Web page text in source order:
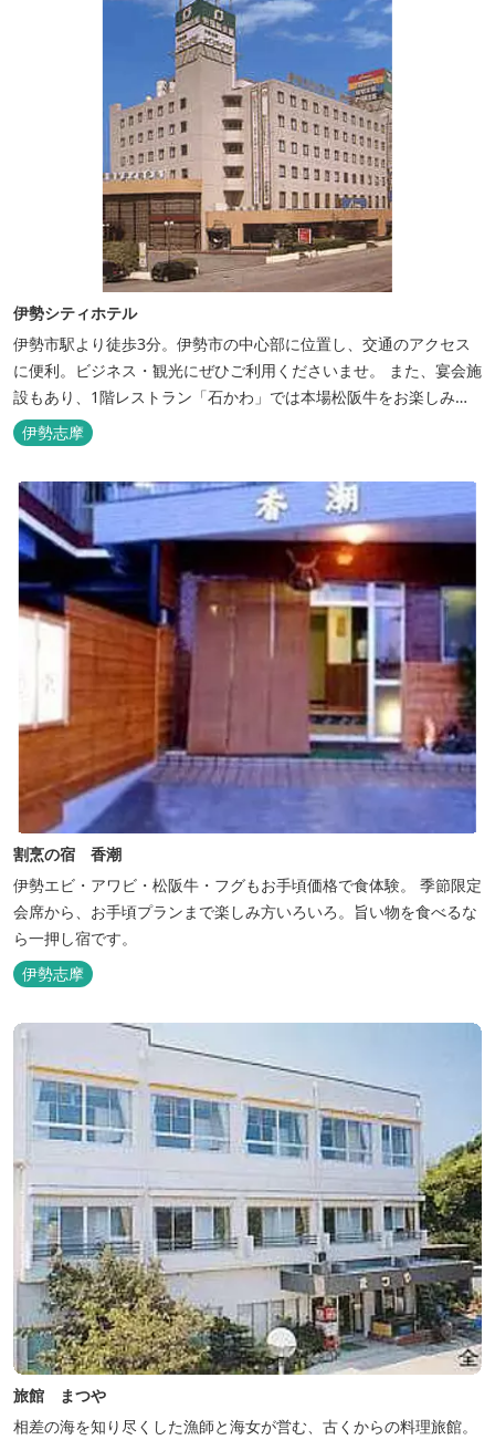
伊勢シティホテル
伊勢市駅より徒歩3分。伊勢市の中心部に位置し、交通のアクセス
に便利。ビジネス・観光にぜひご利用くださいませ。 また、宴会施
設もあり、1階レストラン「石かわ」では本場松阪牛をお楽しみい
ただけます。
伊勢志摩
割烹の宿 香潮
伊勢エビ・アワビ・松阪牛・フグもお手頃価格で食体験。 季節限定
会席から、お手頃プランまで楽しみ方いろいろ。旨い物を食べるな
ら一押し宿です。
伊勢志摩
旅館 まつや
相差の海を知り尽くした漁師と海女が営む、古くからの料理旅館。